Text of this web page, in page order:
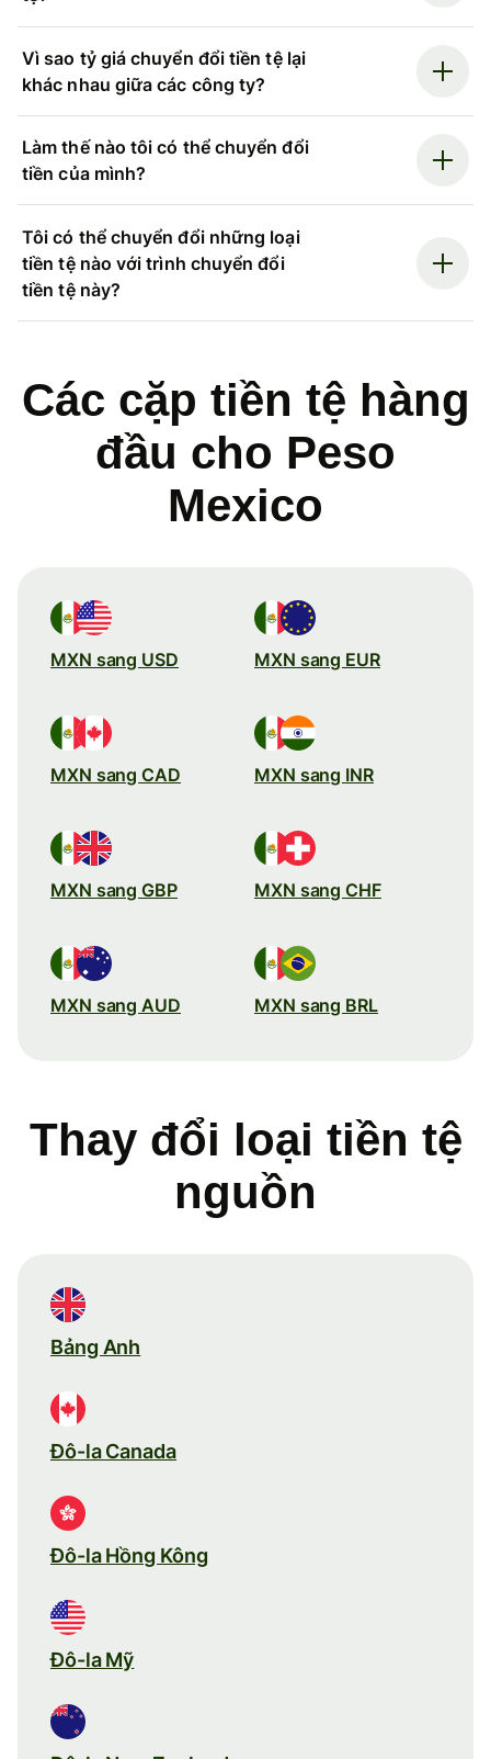
Vì sao tỷ giá chuyển đổi tiền tệ lại
khác nhau giữa các công ty?
Làm thế nào tôi có thể chuyển đổi
tiền của mình?
Tôi có thể chuyển đổi những loại
tiền tệ nào với trình chuyển đổi
tiền tệ này?
Các cặp tiền tệ hàng
đầu cho Peso
Mexico
MXN sang USD MXN sang EUR
MXN sang CAD MXN sang INR
MXN sang GBP MXN sang CHF
MXN sang AUD MXN sang BRL
Thay đổi loại tiền tệ
nguồn
Bảng Anh
Đô-la Canada
Đô-la Hồng Kông
Đô-la Mỹ